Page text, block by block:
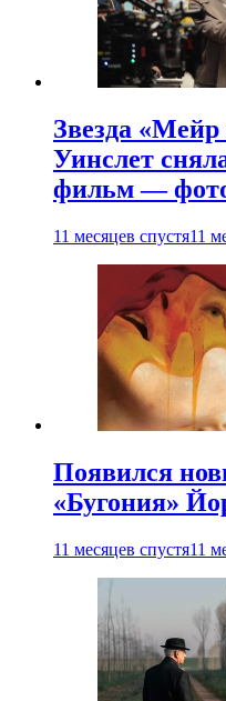
Звезда
Уинслет
фильм —
11 месяцев спустя11
Появился
«Бугония»
11 месяцев спустя11